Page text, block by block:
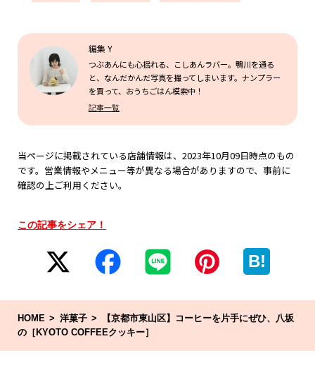
編集 Y
つぶあんにも心揺れる、こしあんラバー。鴨川を通る
と、なんだかんだ写真を撮ってしまいます。ナンプラー
を買って、おうちごはん模索中！
記事一覧
当ページに掲載されている店舗情報は、2023年10月09日時点のもの
です。営業情報やメニュー等が異なる場合がありますので、事前に
確認の上ご利用ください。
この記事をシェア！
B!
HOME 洋菓子
【京都市東山区】コーヒーを片手にぜひ、八坂
の［KYOTO COFFEEクッキー］